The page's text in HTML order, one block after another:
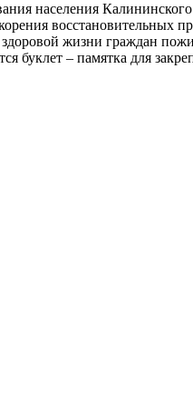
населения
восстановительных
жизни граждан
буклет – памятка для